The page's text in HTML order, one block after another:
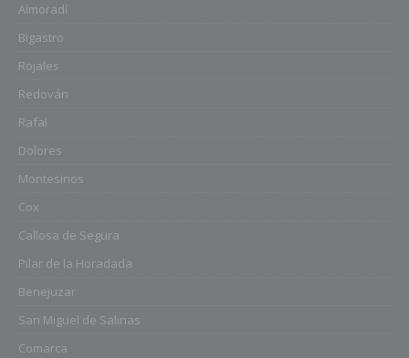
Almoradí
Bigastro
Rojales
Redován
Rafal
Dolores
Montesinos
Cox
Callosa de Segura
Pilar de la Horadada
Benejuzar
San Miguel de Salinas
Comarca